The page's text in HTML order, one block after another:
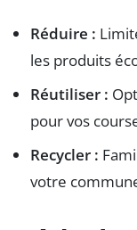
Réduire :
les produits
Réutiliser :
pour vos
Recycler :
votre